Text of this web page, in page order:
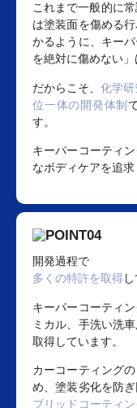
これまで一般的に
は塗装面を傷める
かるように、キー
を絶対に傷めない」
だからこそ、 化学
位一体の開発体制
す。
キーパーコーティ
なボディケアを追求
開発過程で
多くの特許を取得
キーパーコーティ
ミカル、手洗い洗
取得しています。
カーコーティングの
め、塗装劣化を防
ブリッドコーティン